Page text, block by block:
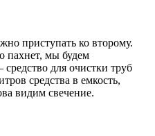
приступать ко второму.
пахнет, мы будем
средство для очистки труб
средства в емкость,
видим свечение.